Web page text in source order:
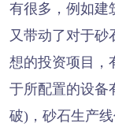
有很多，例如建
又带动了对于砂
想的投资项目，
于所配置的设备
破)，砂石生产